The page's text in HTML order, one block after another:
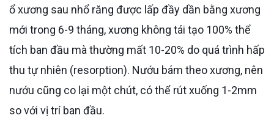
ổ xương sau nhổ răng được lấp đầy dần bằng xương
mới trong 6-9 tháng, xương không tái tạo 100% thể
tích ban đầu mà thường mất 10-20% do quá trình hấp
thu tự nhiên (resorption). Nướu bám theo xương, nên
nướu cũng co lại một chút, có thể rút xuống 1-2mm
so với vị trí ban đầu.